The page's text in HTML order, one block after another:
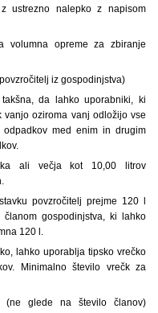
ustrezno nalepko z napisom
volumna opreme za zbiranje
iz gospodinjstva)
da lahko uporabniki, ki
oziroma vanj odložijo vse
odpadkov med enim in drugim
ali večja kot 10,00 litrov
povzročitelj prejme 120 l
gospodinjstva, ki lahko
120 l.
lahko uporablja tipsko vrečko
Minimalno število vrečk za
glede na število članov)